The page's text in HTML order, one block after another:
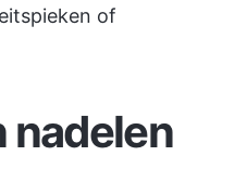
of
nadelen